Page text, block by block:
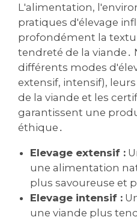
L'alimentation,
pratiques d'élevage
profondément la
tendreté de la viande․
différents modes
extensif, intensif),
de la viande et les
garantissent une
éthique․
Elevage extensif :
une alimentation
plus savoureuse et
Elevage intensif :
une viande plus